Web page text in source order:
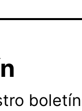
boletín